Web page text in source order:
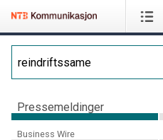
Pressemeldinger
Business Wire